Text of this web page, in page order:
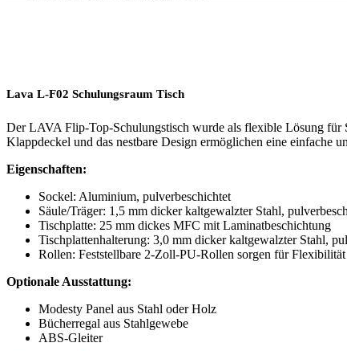
Lava L-F02 Schulungsraum Tisch
Der LAVA Flip-Top-Schulungstisch wurde als flexible Lösung für
Klappdeckel und das nestbare Design ermöglichen eine einfache
Eigenschaften:
Sockel: Aluminium, pulverbeschichtet
Säule/Träger: 1,5 mm dicker kaltgewalzter Stahl,
Tischplatte: 25 mm dickes MFC mit Laminatbeschichtung
Tischplattenhalterung: 3,0 mm dicker kaltgewalzter Stahl,
Rollen: Feststellbare 2-Zoll-PU-Rollen sorgen für
Optionale Ausstattung:
Modesty Panel aus Stahl oder Holz
Bücherregal aus Stahlgewebe
ABS-Gleiter